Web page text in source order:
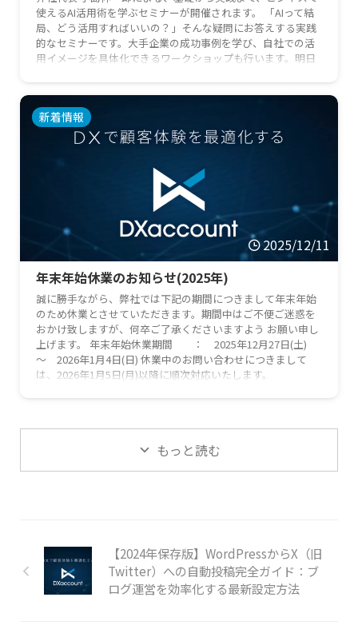
使えるAI活用術を学ぶセミナーが開催されます。 「AIって結
局、どう活用すればいいの？」そんな疑問にお答えする実践
的なセミナーです。大手企業の成功事例を学び、自社での活
用イメージを具体化できるワークショップも行います。明日
17:00場 所：加古川市民交流広場会議室5 加 …
新着情報
2025/12/11
年末年始休業のお知らせ(2025年)
誠に勝手ながら、弊社では下記の期間につきまして年末年始
のため休業とさせていただきます。期間中はご不便ご迷惑を
おかけ致しますが、何卒ご了承くださいますよう お願い申し
上げます。 年末年始休業期間 ： 2025年12月27日(土)
～ 2026年1月4日(日) 休業中のお問い合わせにつきまして
は、2026年1月5日(月)以降に順次対応いたします。
もっと読む
【2024年保存版】WordPressからX（旧
Twitter）への自動投稿完全ガイド：ブ
ログ運営を効率化する最新設定方法